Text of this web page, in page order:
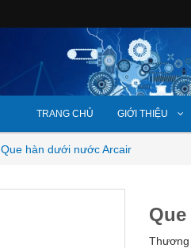
TRANG CHỦ GIỚI THIỆU
Que hàn dưới nước Arcair
Thương